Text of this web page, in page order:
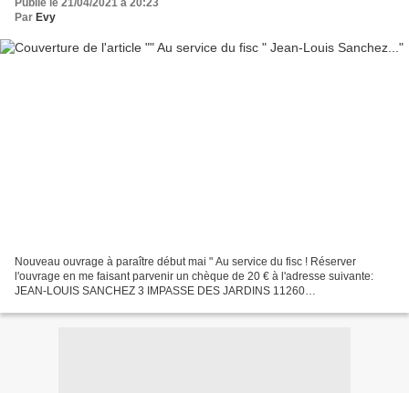
Publié le 21/04/2021 à 20:23
Par Evy
Nouveau ouvrage à paraître début mai " Au service du fisc ! Réserver
l'ouvrage en me faisant parvenir un chèque de 20 € à l'adresse suivante:
JEAN-LOUIS SANCHEZ 3 IMPASSE DES JARDINS 11260